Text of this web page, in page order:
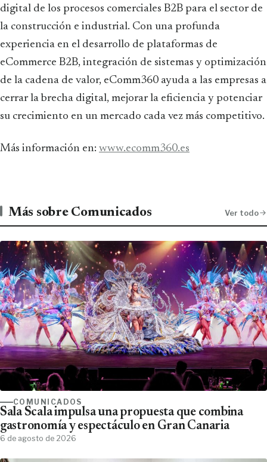
digital de los procesos comerciales B2B para el sector de
la construcción e industrial. Con una profunda
experiencia en el desarrollo de plataformas de
eCommerce B2B, integración de sistemas y optimización
de la cadena de valor, eComm360 ayuda a las empresas a
cerrar la brecha digital, mejorar la eficiencia y potenciar
su crecimiento en un mercado cada vez más competitivo.
Más información en: www.ecomm360.es
Más sobre Comunicados Ver todo
COMUNICADOS
Sala Scala impulsa una propuesta que combina
gastronomía y espectáculo en Gran Canaria
6 de agosto de 2026